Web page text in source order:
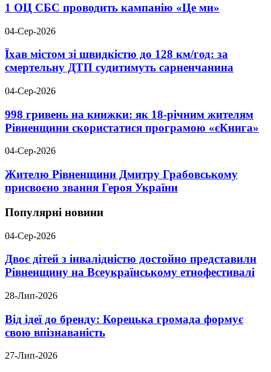
1 ОЦ СБС проводить кампанію «Це ми»
04-Сер-2026
Їхав містом зі швидкістю до 128 км/год: за
смертельну ДТП судитимуть сарненчанина
04-Сер-2026
998 гривень на книжки: як 18-річним жителям
Рівненщини скористатися програмою «єКнига»
04-Сер-2026
Жителю Рівненщини Дмитру Грабовському
присвоєно звання Героя України
Популярні новини
04-Сер-2026
Двоє дітей з інвалідністю достойно представили
Рівненщину на Всеукраїнському етнофестивалі
28-Лип-2026
Від ідеї до бренду: Корецька громада формує
свою впізнаваність
27-Лип-2026